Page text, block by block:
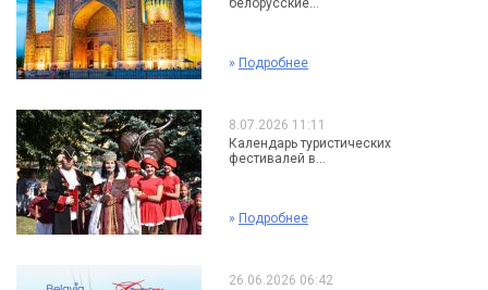
белорусские...
» Подробнее
8.07.2026 11:11
Календарь туристических
фестивалей в...
» Подробнее
26.06.2026 06:42